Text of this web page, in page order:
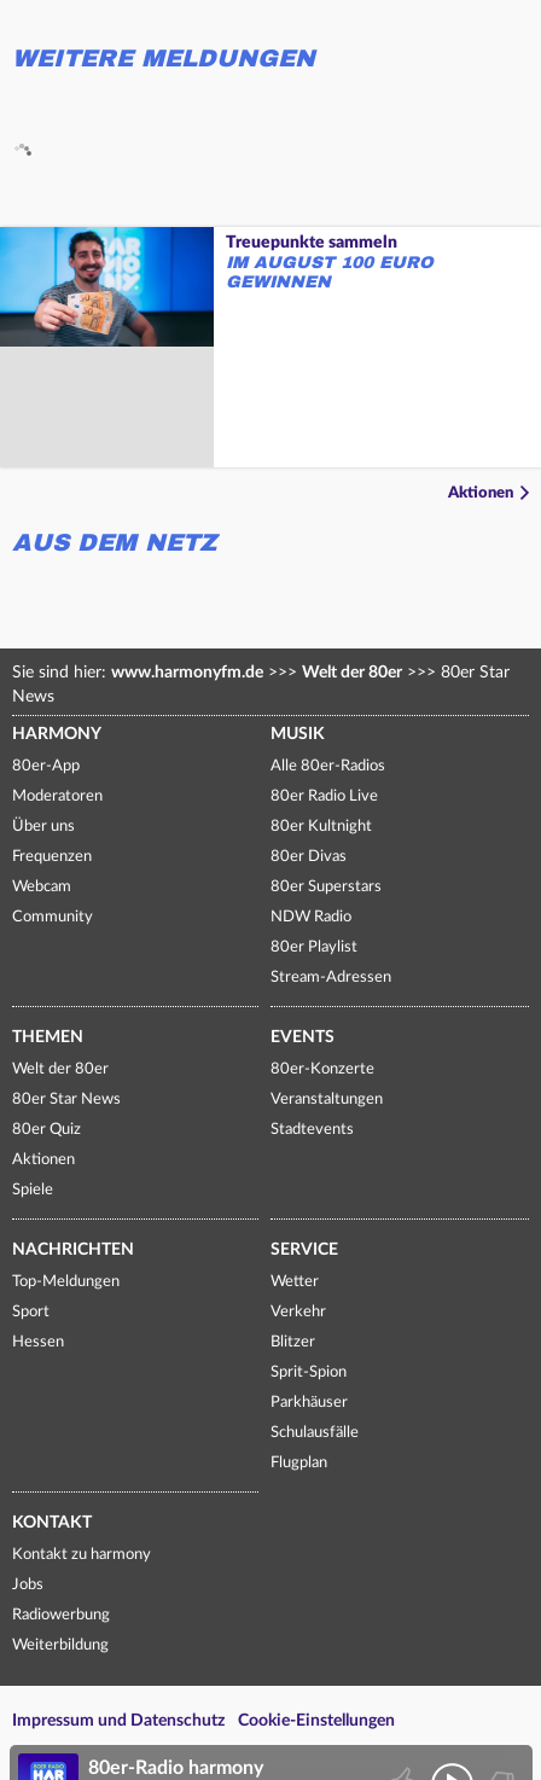
WEITERE MELDUNGEN
Treuepunkte sammeln
IM AUGUST 100 EURO
GEWINNEN
Aktionen
AUS DEM NETZ
Sie sind hier: www.harmonyfm.de >>> Welt der 80er >>> 80er Star
News
HARMONY
80er-App
Moderatoren
Über uns
Frequenzen
Webcam
Community
MUSIK
Alle 80er-Radios
80er Radio Live
80er Kultnight
80er Divas
80er Superstars
NDW Radio
80er Playlist
Stream-Adressen
THEMEN
Welt der 80er
80er Star News
80er Quiz
Aktionen
Spiele
EVENTS
80er-Konzerte
Veranstaltungen
Stadtevents
NACHRICHTEN
Top-Meldungen
Sport
Hessen
SERVICE
Wetter
Verkehr
Blitzer
Sprit-Spion
Parkhäuser
Schulausfälle
Flugplan
KONTAKT
Kontakt zu harmony
Jobs
Radiowerbung
Weiterbildung
Impressum und Datenschutz Cookie-Einstellungen
80er-Radio harmony